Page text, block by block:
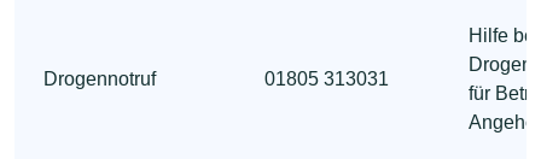
Drogennotruf 01805 313031
Hilfe bei
für